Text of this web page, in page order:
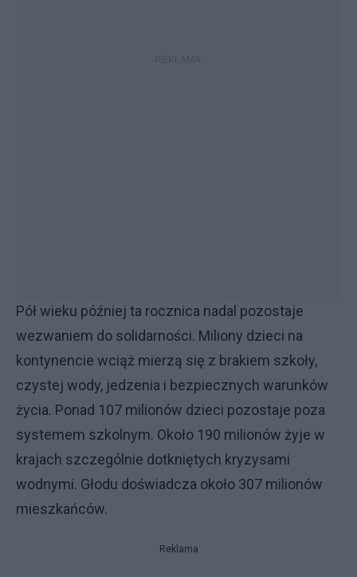
Pół wieku później ta rocznica nadal pozostaje
wezwaniem do solidarności. Miliony dzieci na
kontynencie wciąż mierzą się z brakiem szkoły,
czystej wody, jedzenia i bezpiecznych warunków
życia. Ponad 107 milionów dzieci pozostaje poza
systemem szkolnym. Około 190 milionów żyje w
krajach szczególnie dotkniętych kryzysami
wodnymi. Głodu doświadcza około 307 milionów
mieszkańców.
Reklama